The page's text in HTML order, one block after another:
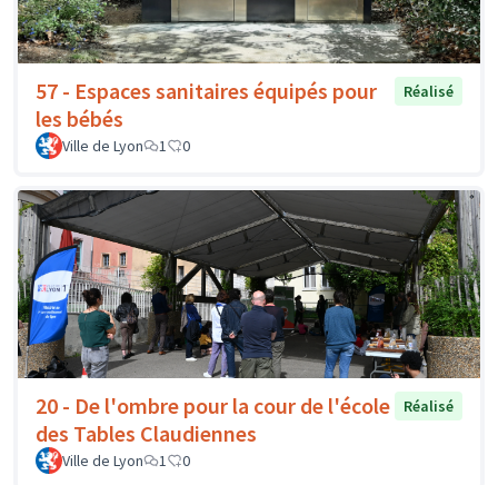
57 - Espaces sanitaires équipés pour
les bébés
Réalisé
Ville de Lyon 1 0
20 - De l'ombre pour la cour de l'école
des Tables Claudiennes
Réalisé
Ville de Lyon 1 0